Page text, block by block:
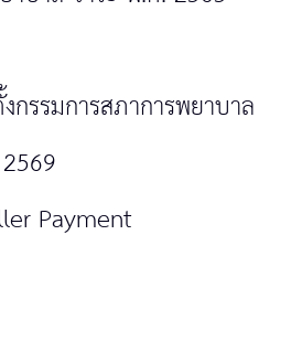
กรรมการสภาการพยาบาล
Payment